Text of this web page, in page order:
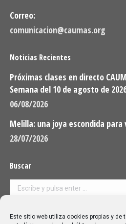
Este sitio web utiliza cookies propias y de
Correo:
comunicacion@caumas.org
Noticias Recientes
Próximas clases en directo
Semana del 10 de agosto de
06/08/2026
Melilla: una joya escondida para
28/07/2026
Buscar
Buscar:
Aviso Legal|Política de